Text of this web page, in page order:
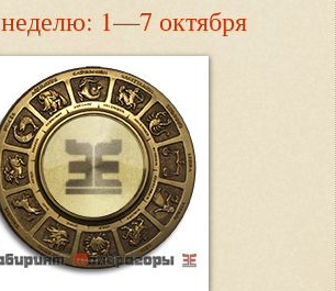
1—7 октября